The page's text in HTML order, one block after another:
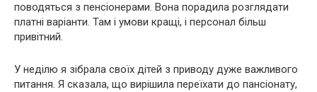
поводяться з пенсіонерами. Вона порадила розглядати
платні варіанти. Там і умови кращі, і персонал більш
привітний.
У неділю я зібрала своїх дітей з приводу дуже важливого
питання. Я сказала, що вирішила переїхати до пансіонату,